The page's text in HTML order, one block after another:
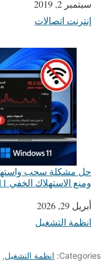
التاريخ
سبتمبر 2, 2019
في ما يتعلق بما يأتي
إنترنت اتصالات
ومنع الاستهلاك الخفي Windows 11
التاريخ
أبريل 29, 2026
في ما يتعلق بما يأتي
انظمة التشغيل
Categories: انظمة التشغيل,